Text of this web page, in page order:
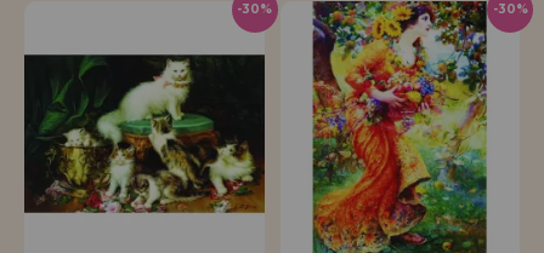
-30% -30%